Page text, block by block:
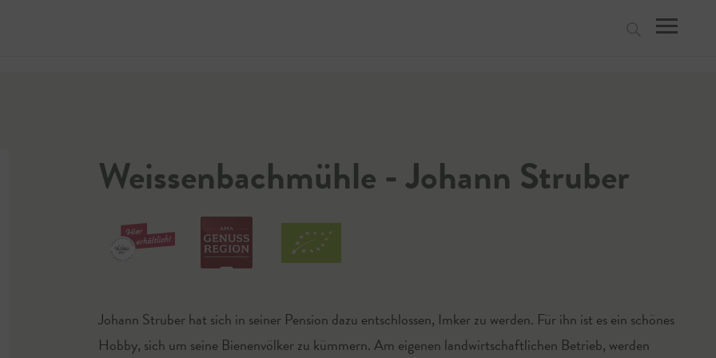
Weissenbachmühle - Johann Struber
Johann Struber hat sich in seiner Pension dazu entschlossen, Imker zu werden. Für ihn ist es ein schönes
Hobby, sich um seine Bienenvölker zu kümmern. Am eigenen landwirtschaftlichen Betrieb, werden